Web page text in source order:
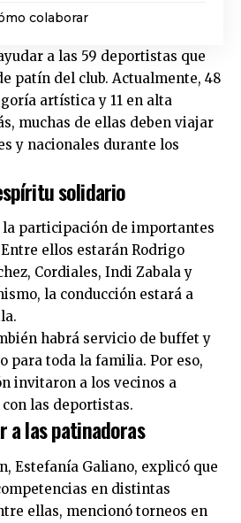
colaborar
a las 59 deportistas que
patín del club. Actualmente, 48
artística y 11 en alta
muchas de ellas deben viajar
y nacionales durante los
solidario
la participación de importantes
ellos estarán Rodrigo
Cordiales, Indi Zabala y
la conducción estará a
habrá servicio de buffet y
para toda la familia. Por eso,
invitaron a los vecinos a
las deportistas.
a las patinadoras
Estefanía Galiano, explicó que
en distintas
ellas, mencionó torneos en